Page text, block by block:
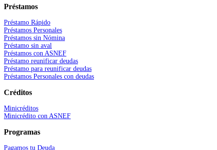
Préstamos
Préstamo Rápido
Préstamos Personales
Préstamos sin Nómina
Préstamo sin aval
Préstamos con ASNEF
Préstamo reunificar deudas
Préstamo para reunificar deudas
Préstamos Personales con deudas
Créditos
Minicréditos
Minicrédito con ASNEF
Programas
Pagamos tu Deuda